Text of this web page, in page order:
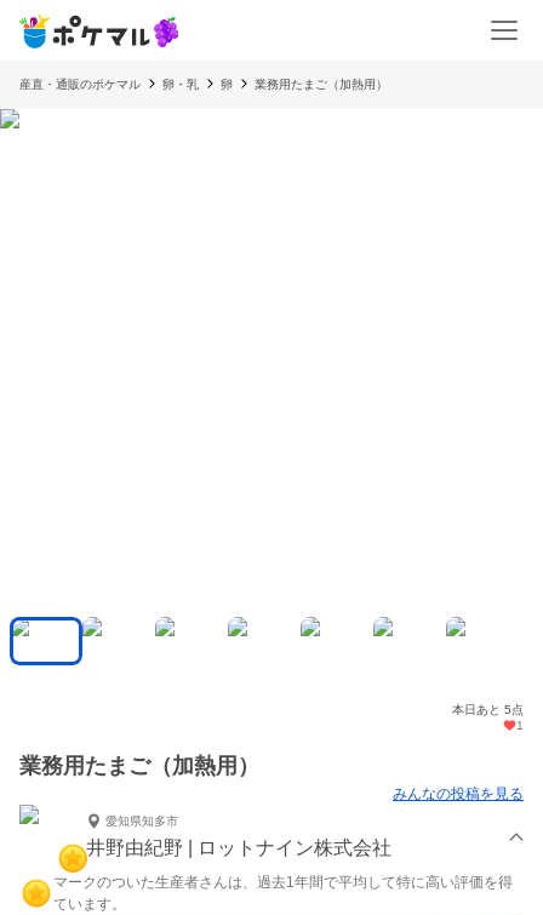
産直・通販のポケマル 卵・乳 卵 業務用たまご（加熱用）
本日あと 5点
1
業務用たまご（加熱用）
みんなの投稿を見る
愛知県知多市
井野由紀野 | ロットナイン株式会社
マークのついた生産者さんは、過去1年間で平均して特に高い評価を得
ています。